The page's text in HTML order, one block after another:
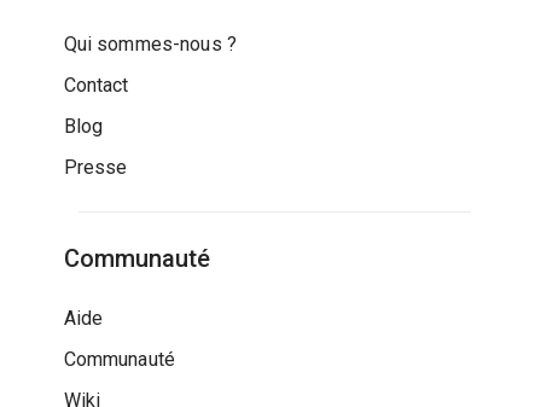
Qui sommes-nous ?
Contact
Blog
Presse
Communauté
Aide
Communauté
Wiki